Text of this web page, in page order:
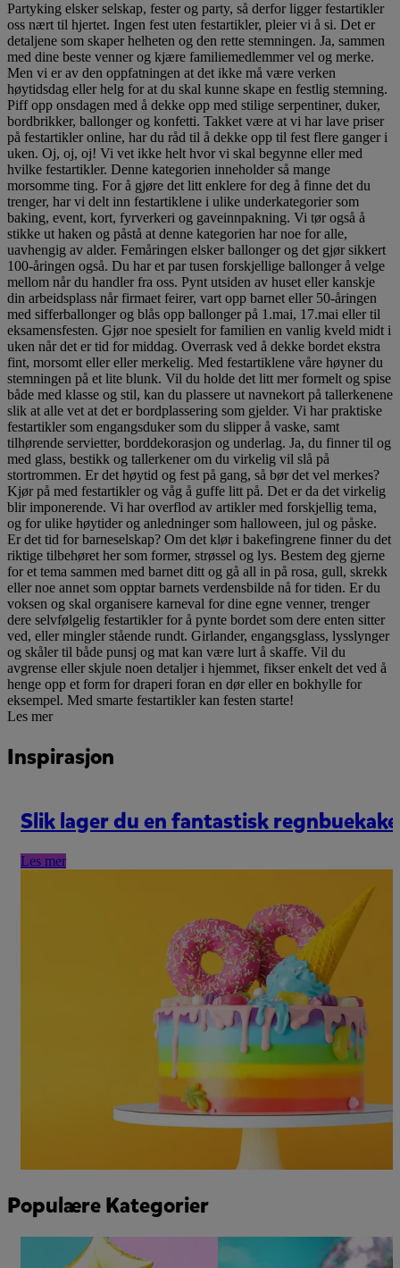
Partyking elsker selskap, fester og party, så derfor ligger festartikler
oss nært til hjertet. Ingen fest uten festartikler, pleier vi å si. Det er
detaljene som skaper helheten og den rette stemningen. Ja, sammen
med dine beste venner og kjære familiemedlemmer vel og merke.
Men vi er av den oppfatningen at det ikke må være verken
høytidsdag eller helg for at du skal kunne skape en festlig stemning.
Piff opp onsdagen med å dekke opp med stilige serpentiner, duker,
bordbrikker, ballonger og konfetti. Takket være at vi har lave priser
på festartikler online, har du råd til å dekke opp til fest flere ganger i
uken. Oj, oj, oj! Vi vet ikke helt hvor vi skal begynne eller med
hvilke festartikler. Denne kategorien inneholder så mange
morsomme ting. For å gjøre det litt enklere for deg å finne det du
trenger, har vi delt inn festartiklene i ulike underkategorier som
baking, event, kort, fyrverkeri og gaveinnpakning. Vi tør også å
stikke ut haken og påstå at denne kategorien har noe for alle,
uavhengig av alder. Femåringen elsker ballonger og det gjør sikkert
100-åringen også. Du har et par tusen forskjellige ballonger å velge
mellom når du handler fra oss. Pynt utsiden av huset eller kanskje
din arbeidsplass når firmaet feirer, vart opp barnet eller 50-åringen
med sifferballonger og blås opp ballonger på 1.mai, 17.mai eller til
eksamensfesten. Gjør noe spesielt for familien en vanlig kveld midt i
uken når det er tid for middag. Overrask ved å dekke bordet ekstra
fint, morsomt eller eller merkelig. Med festartiklene våre høyner du
stemningen på et lite blunk. Vil du holde det litt mer formelt og spise
både med klasse og stil, kan du plassere ut navnekort på tallerkenene
slik at alle vet at det er bordplassering som gjelder. Vi har praktiske
festartikler som engangsduker som du slipper å vaske, samt
tilhørende servietter, borddekorasjon og underlag. Ja, du finner til og
med glass, bestikk og tallerkener om du virkelig vil slå på
stortrommen. Er det høytid og fest på gang, så bør det vel merkes?
Kjør på med festartikler og våg å guffe litt på. Det er da det virkelig
blir imponerende. Vi har overflod av artikler med forskjellig tema,
og for ulike høytider og anledninger som halloween, jul og påske.
Er det tid for barneselskap? Om det klør i bakefingrene finner du det
riktige tilbehøret her som former, strøssel og lys. Bestem deg gjerne
for et tema sammen med barnet ditt og gå all in på rosa, gull, skrekk
eller noe annet som opptar barnets verdensbilde nå for tiden. Er du
voksen og skal organisere karneval for dine egne venner, trenger
dere selvfølgelig festartikler for å pynte bordet som dere enten sitter
ved, eller mingler stående rundt. Girlander, engangsglass, lysslynger
og skåler til både punsj og mat kan være lurt å skaffe. Vil du
avgrense eller skjule noen detaljer i hjemmet, fikser enkelt det ved å
henge opp et form for draperi foran en dør eller en bokhylle for
eksempel. Med smarte festartikler kan festen starte!
Les mer
Inspirasjon
Slik lager du en fantastisk regnbuekake
Les mer
Populære Kategorier